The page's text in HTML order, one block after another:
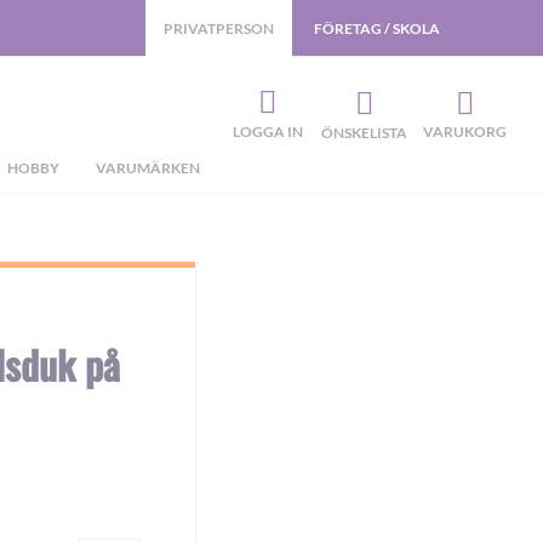
HOBBY VARUMÄRKEN
PRIVATPERSON FÖRETAG / SKOLA
LOGGA IN ÖNSKELISTA VARUKORG
på